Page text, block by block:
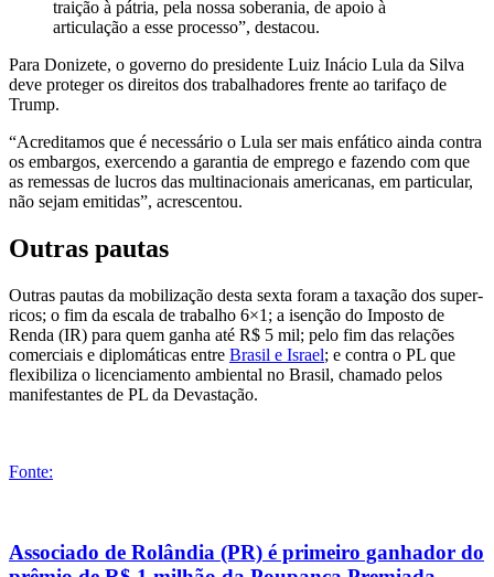
traição à pátria, pela nossa soberania, de apoio à
articulação a esse processo”, destacou.
Para Donizete, o governo do presidente Luiz Inácio Lula da Silva
deve proteger os direitos dos trabalhadores frente ao tarifaço de
Trump.
“Acreditamos que é necessário o Lula ser mais enfático ainda contra
os embargos, exercendo a garantia de emprego e fazendo com que
as remessas de lucros das multinacionais americanas, em particular,
não sejam emitidas”, acrescentou.
Outras pautas
Outras pautas da mobilização desta sexta foram a taxação dos super-
ricos; o fim da escala de trabalho 6×1; a isenção do Imposto de
Renda (IR) para quem ganha até R$ 5 mil; pelo fim das relações
comerciais e diplomáticas entre Brasil e Israel; e contra o PL que
flexibiliza o licenciamento ambiental no Brasil, chamado pelos
manifestantes de PL da Devastação.
Fonte:
Associado de Rolândia (PR) é primeiro ganhador do